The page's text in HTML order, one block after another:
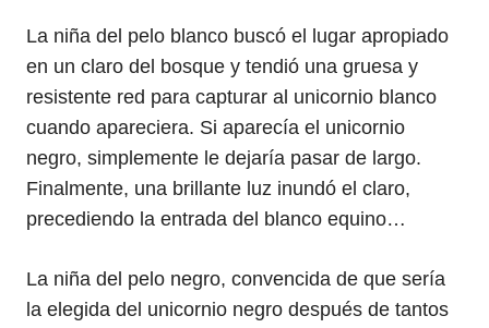
La niña del pelo blanco buscó el lugar apropiado
en un claro del bosque y tendió una gruesa y
resistente red para capturar al unicornio blanco
cuando apareciera. Si aparecía el unicornio
negro, simplemente le dejaría pasar de largo.
Finalmente, una brillante luz inundó el claro,
precediendo la entrada del blanco equino…
La niña del pelo negro, convencida de que sería
la elegida del unicornio negro después de tantos